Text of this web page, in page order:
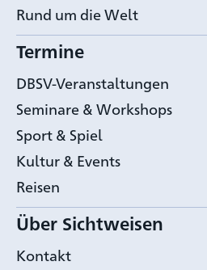
Rund um die Welt
Termine
DBSV-Veranstaltungen
Seminare & Workshops
Sport & Spiel
Kultur & Events
Reisen
Über Sichtweisen
Kontakt